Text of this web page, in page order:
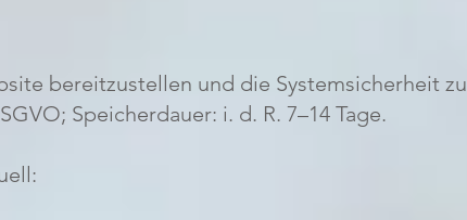
bereitzustellen und die Systemsicherheit zu
Speicherdauer: i. d. R. 7–14 Tage.